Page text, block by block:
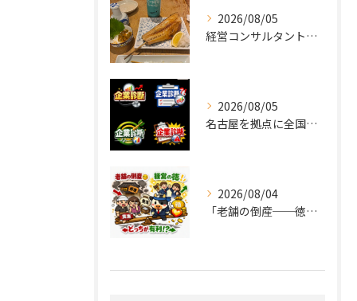
2026/08/05
経営コンサルタントのモーちゃん・毛利京申です。
2026/08/05
名古屋を拠点に全国で活動する 経営コンサルタントの 毛利京申...
2026/08/04
「老舗の倒産──徳が会社を救うか、沈めるか」